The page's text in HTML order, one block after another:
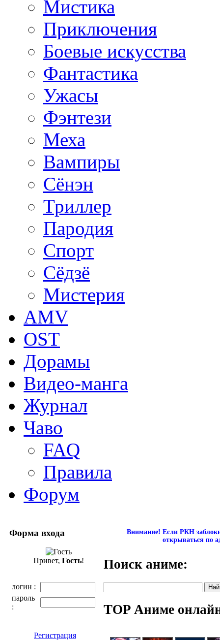
Мистика
Приключения
Боевые искусства
Фантастика
Ужасы
Фэнтези
Меха
Вампиры
Сёнэн
Триллер
Пародия
Спорт
Сёдзё
Мистерия
AMV
OST
Дорамы
Видео-манга
Журнал
Чаво
FAQ
Правила
Форум
Форма входа
Привет, Гость!
логин :
пароль
:
Регистрация
Внимание! Если РКН
открываться по
Поиск аниме:
TOP Аниме